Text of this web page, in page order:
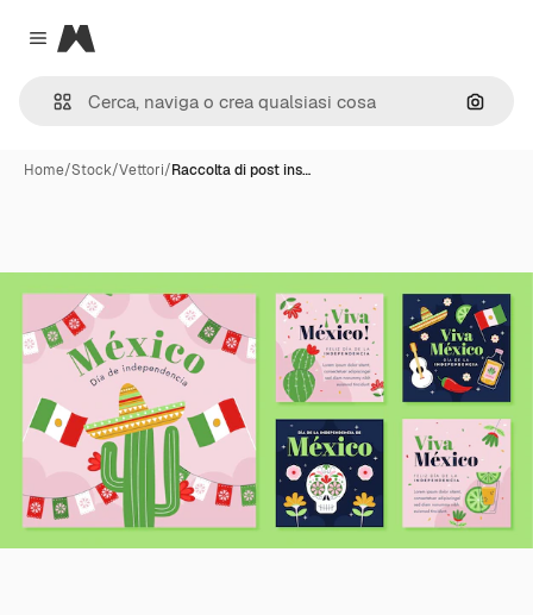
Close menu
Magnific
Cerca
Home/Stock/Vettori/Raccolta di post ins…